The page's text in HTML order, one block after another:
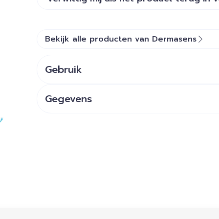
Bekijk alle producten van Dermasens
Gebruik
Gegevens